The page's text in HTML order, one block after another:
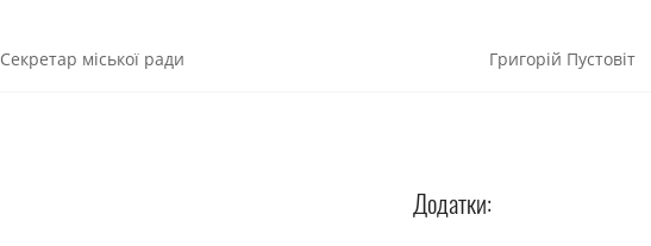
Секретар міської ради Григорій Пустовіт
Додатки: